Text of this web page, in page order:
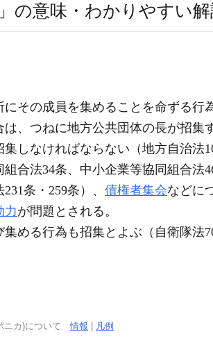
」の意味・わかりやすい
にその成員を集めることを命ずる行
、つねに地方公共団体の長が招集
しなければならない（地方自治法
合法34条、中小企業等協同組合法
条・259条）、 債権者集会などに
力が問題とされる。
める行為も招集とよぶ（自衛隊法
ニカ)について情報 凡例